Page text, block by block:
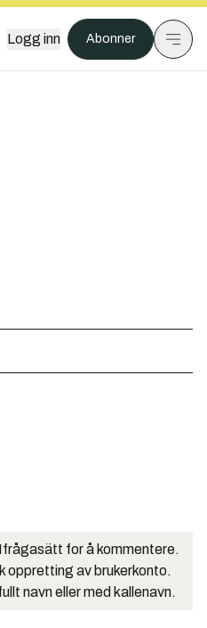
Logg inn Abonner
for å kommentere.
oppretting av brukerkonto.
navn eller med kallenavn.